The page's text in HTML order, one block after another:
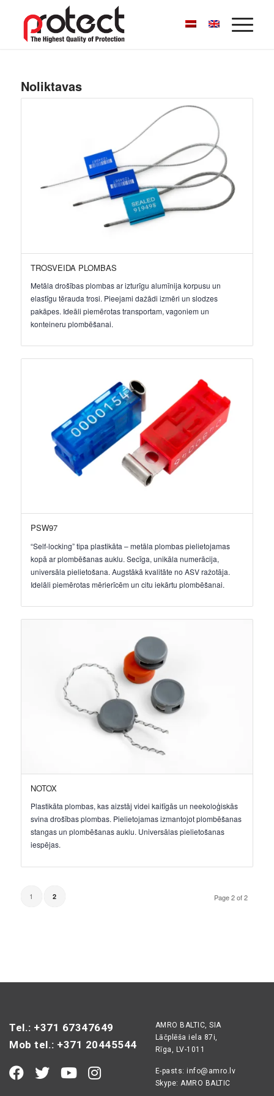
Noliktavas
TROSVEIDA PLOMBAS
Metāla drošības plombas ar izturīgu alumīnija korpusu un
elastīgu tērauda trosi. Pieejami dažādi izmēri un slodzes
pakāpes. Ideāli piemērotas transportam, vagoniem un
konteineru plombēšanai.
PSW97
“Self-locking” tipa plastikāta – metāla plombas pielietojamas
kopā ar plombēšanas auklu. Secīga, unikāla numerācija,
universāla pielietošana. Augstākā kvalitāte no ASV ražotāja.
Idelāli piemērotas mērierīcēm un citu iekārtu plombēšanai.
NOTOX
Plastikāta plombas, kas aizstāj videi kaitīgās un neekoloģiskās
svina drošības plombas. Pielietojamas izmantojot plombēšanas
stangas un plombēšanas auklu. Universālas pielietošanas
iespējas.
Page 2 of 2
1 2
Tel.: +371 67347649
Mob tel.: +371 20445544
AMRO BALTIC, SIA
Lāčplēša iela 87i,
Rīga, LV-1011
E-pasts: info@amro.lv
Skype: AMRO BALTIC